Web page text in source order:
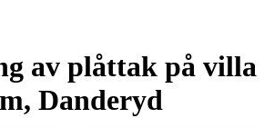
av plåttak på villa
Danderyd